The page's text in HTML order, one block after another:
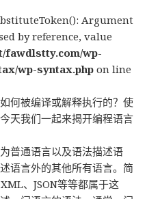
Argument
by reference, value
fawdlstty.com/wp-
wp-syntax.php on line
何被编译或解释执行的？使
天我们一起来揭开编程语言
普通语言以及语法描述语
语言外的其他所有语言。简
、JSON等等都属于这